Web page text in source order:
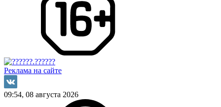
Реклама на сайте
09:54, 08 августа 2026